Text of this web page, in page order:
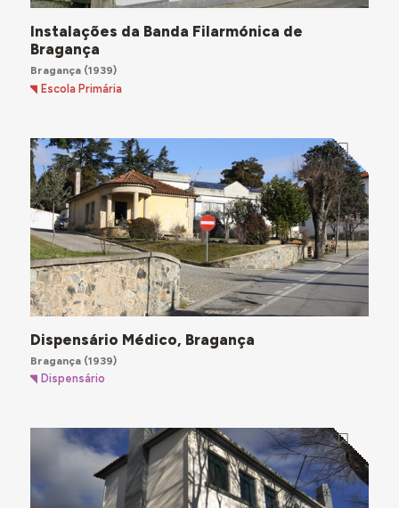
Instalações da Banda Filarmónica de
Bragança
Bragança(1939)
Escola Primária
Dispensário Médico, Bragança
Bragança(1939)
Dispensário